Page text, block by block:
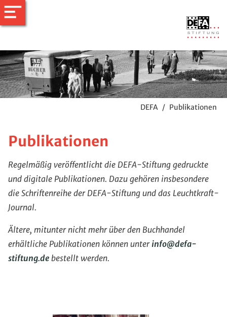
DEFA / Publikationen
Publikationen
Regelmäßig veröffentlicht die DEFA-Stiftung gedruckte
und digitale Publikationen. Dazu gehören insbesondere
die Schriftenreihe der DEFA-Stiftung und das Leuchtkraft-
Journal.
Ältere, mitunter nicht mehr über den Buchhandel
erhältliche Publikationen können unterinfo@defa-
stiftung.debestellt werden.